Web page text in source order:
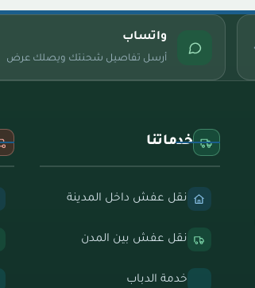
واتساب
أرسل تفاصيل شحنتك ويصلك عرض
خدماتنا
نقل عفش داخل المدينة
نقل عفش بين المدن
خدمة الدباب